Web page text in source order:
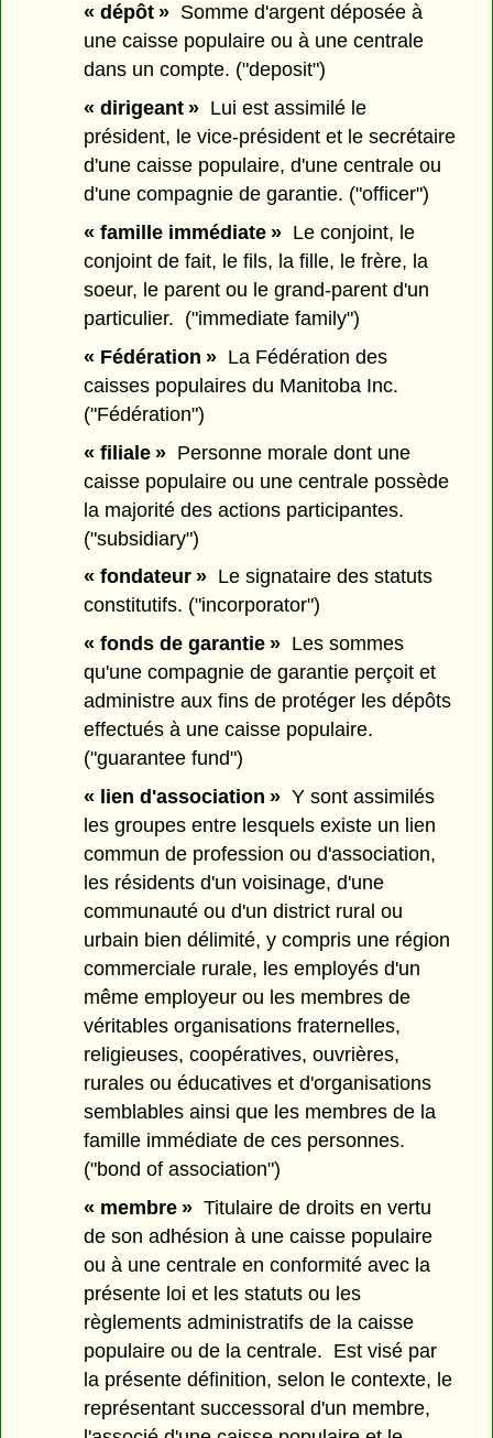
« dépôt » Somme d'argent déposée à
une caisse populaire ou à une centrale
dans un compte. ("deposit")
« dirigeant » Lui est assimilé le
président, le vice-président et le secrétaire
d'une caisse populaire, d'une centrale ou
d'une compagnie de garantie. ("officer")
« famille immédiate » Le conjoint, le
conjoint de fait, le fils, la fille, le frère, la
soeur, le parent ou le grand-parent d'un
particulier. ("immediate family")
« Fédération » La Fédération des
caisses populaires du Manitoba Inc.
("Fédération")
« filiale » Personne morale dont une
caisse populaire ou une centrale possède
la majorité des actions participantes.
("subsidiary")
« fondateur » Le signataire des statuts
constitutifs. ("incorporator")
« fonds de garantie » Les sommes
qu'une compagnie de garantie perçoit et
administre aux fins de protéger les dépôts
effectués à une caisse populaire.
("guarantee fund")
« lien d'association »Y sont assimilés
les groupes entre lesquels existe un lien
commun de profession ou d'association,
les résidents d'un voisinage, d'une
communauté ou d'un district rural ou
urbain bien délimité, y compris une région
commerciale rurale, les employés d'un
même employeur ou les membres de
véritables organisations fraternelles,
religieuses, coopératives, ouvrières,
rurales ou éducatives et d'organisations
semblables ainsi que les membres de la
famille immédiate de ces personnes.
("bond of association")
« membre »Titulaire de droits en vertu
de son adhésion à une caisse populaire
ou à une centrale en conformité avec la
présente loi et les statuts ou les
règlements administratifs de la caisse
populaire ou de la centrale. Est visé par
la présente définition, selon le contexte, le
représentant successoral d'un membre,